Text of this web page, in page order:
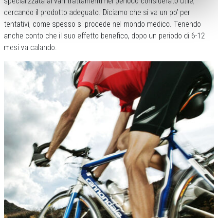
cercando il prodotto adeguato. Diciamo che si va un po’ per
tentativi, come spesso si procede nel mondo medico. Tenendo
anche conto che il suo effetto benefico, dopo un periodo di 6-12
mesi va calando.